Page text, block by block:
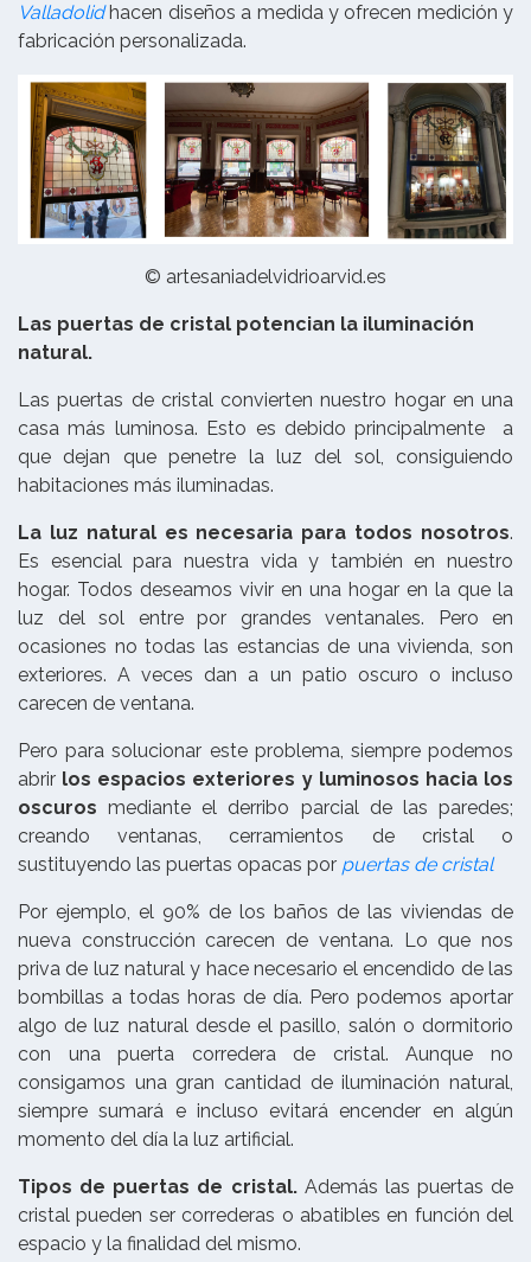
Valladolid hacen diseños a medida y ofrecen medición y
fabricación personalizada.
© artesaniadelvidrioarvid.es
Las puertas de cristal potencian la iluminación
natural.
Las puertas de cristal convierten nuestro hogar en una
casa más luminosa. Esto es debido principalmente a
que dejan que penetre la luz del sol, consiguiendo
habitaciones más iluminadas.
La luz natural es necesaria para todos nosotros.
Es esencial para nuestra vida y también en nuestro
hogar. Todos deseamos vivir en una hogar en la que la
luz del sol entre por grandes ventanales. Pero en
ocasiones no todas las estancias de una vivienda, son
exteriores. A veces dan a un patio oscuro o incluso
carecen de ventana.
Pero para solucionar este problema, siempre podemos
abrir los espacios exteriores y luminosos hacia los
oscurosmediante el derribo parcial de las paredes;
creando ventanas, cerramientos de cristal o
sustituyendo las puertas opacas por puertas de cristal
Por ejemplo, el 90% de los baños de las viviendas de
nueva construcción carecen de ventana. Lo que nos
priva de luz natural y hace necesario el encendido de las
bombillas a todas horas de día. Pero podemos aportar
algo de luz natural desde el pasillo, salón o dormitorio
con una puerta corredera de cristal. Aunque no
consigamos una gran cantidad de iluminación natural,
siempre sumará e incluso evitará encender en algún
momento del día la luz artificial.
Tipos de puertas de cristal.Además las puertas de
cristal pueden ser correderas o abatibles en función del
espacio y la finalidad del mismo.